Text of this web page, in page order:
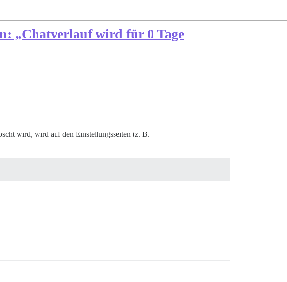
„Chatverlauf wird für 0 Tage
wird, wird auf den Einstellungsseiten (z. B.